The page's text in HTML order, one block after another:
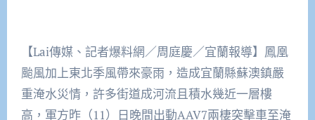
【Lai傳媒、記者爆料網／周庭慶／宜蘭報導】鳳凰
颱風加上東北季風帶來豪雨，造成宜蘭縣蘇澳鎮嚴
重淹水災情，許多街道成河流且積水幾近一層樓
高，軍方昨（11）日晚間出動AAV7兩棲突擊車至淹